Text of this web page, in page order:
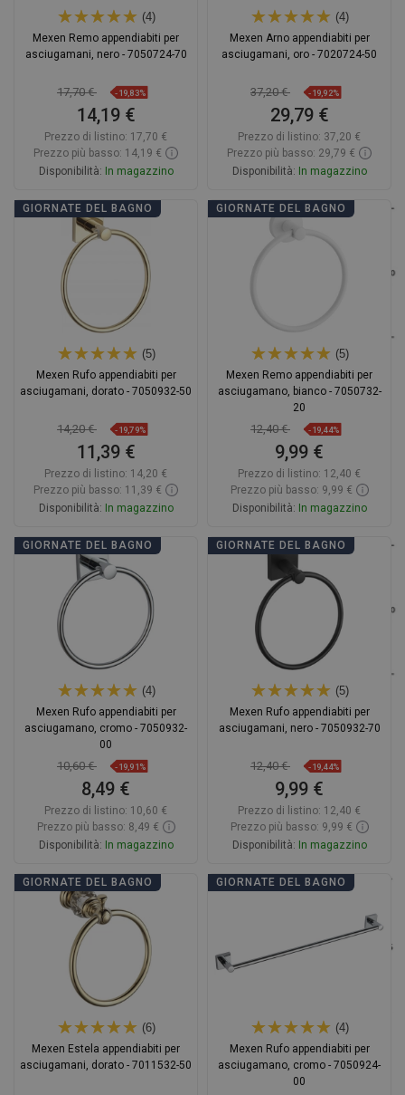
(4)
Mexen Remo appendiabiti per
asciugamani, nero - 7050724-70
17,70 € -19,83%
14,19 €
Prezzo di listino: 17,70 €
Prezzo più basso: 14,19 €
Disponibilità: In magazzino
Aggiungi al carrello
favorite_border Preferito
Confrontare
(4)
Mexen Arno appendiabiti per
asciugamani, oro - 7020724-50
37,20 € -19,92%
29,79 €
Prezzo di listino: 37,20 €
Prezzo più basso: 29,79 €
Disponibilità: In magazzino
Aggiungi al carrello
favorite_border Preferito
Confrontare
GIORNATE DEL BAGNO
(5)
Mexen Rufo appendiabiti per
asciugamani, dorato - 7050932-50
14,20 € -19,79%
11,39 €
Prezzo di listino: 14,20 €
Prezzo più basso: 11,39 €
Disponibilità: In magazzino
Aggiungi al carrello
favorite_border Preferito
Confrontare
GIORNATE DEL BAGNO
(5)
Mexen Remo appendiabiti per
asciugamano, bianco - 7050732-
20
12,40 € -19,44%
9,99 €
Prezzo di listino: 12,40 €
Prezzo più basso: 9,99 €
Disponibilità: In magazzino
Aggiungi al carrello
favorite_border Preferito
Confrontare
GIORNATE DEL BAGNO
(4)
Mexen Rufo appendiabiti per
asciugamano, cromo - 7050932-
00
10,60 € -19,91%
8,49 €
Prezzo di listino: 10,60 €
Prezzo più basso: 8,49 €
Disponibilità: In magazzino
Aggiungi al carrello
favorite_border Preferito
Confrontare
GIORNATE DEL BAGNO
(5)
Mexen Rufo appendiabiti per
asciugamani, nero - 7050932-70
12,40 € -19,44%
9,99 €
Prezzo di listino: 12,40 €
Prezzo più basso: 9,99 €
Disponibilità: In magazzino
Aggiungi al carrello
GIORNATE DEL BAGNO
(6)
Mexen Estela appendiabiti per
asciugamani, dorato - 7011532-50
GIORNATE DEL BAGNO
(4)
Mexen Rufo appendiabiti per
asciugamano, cromo - 7050924-
00